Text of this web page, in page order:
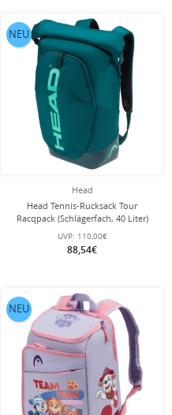
Head
Head Tennis-Rucksack Tour
Racqpack (Schlägerfach, 40 Liter)
grün
UVP: 110,00€
88,54€
NEU
NEU